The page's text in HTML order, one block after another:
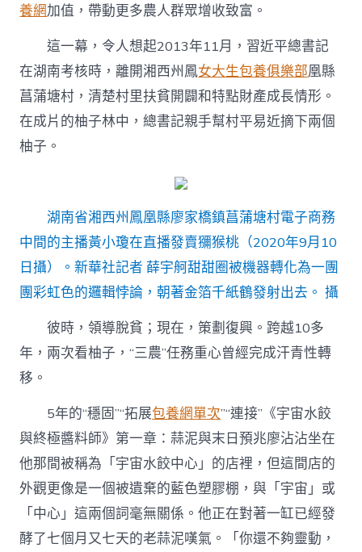
養網加值，帶動更多農人群眾增收致富。
這一幕，令人想起2013年11月，習近平總書記
在湖南考核時，離開湘西州鳳女大生包養俱樂部凰縣
菖蒲塘村，清楚村里扶貧開闢和特點財產成長情形。
在成片的柚子林中，總書記親手幫村平易近摘下兩個
柚子。
湖南省湘西州鳳凰縣廖家橋鎮菖蒲塘村電子商務
中間的主播黃小瓊在直播發賣獼猴桃（2020年9月10
日攝）。新華社記者 薛宇舸甜甜圈被機器轉化為一團
團彩虹色的邏輯悖論，朝著金箔千紙鶴發射出去。 攝
彼時，領導脫貧；現在，策劃復興。跨越10多
年，兩次看柚子，“三農”任務重心曾經完成汗青性轉
移。
5年的“穩固”“拓展包養網單次”“連接”《宇宙水餃
與終極醬料師》第一章：蒜泥與末日預兆廖沾沾坐在
他那間被稱為「宇宙水餃中心」的店裡，但這間店的
外觀更像是一個被遺棄的藍色塑膠棚，與「宇宙」或
「中心」這兩個詞毫無關係。他正在對著一缸已經發
酵了七個月又七天的老蒜泥嘆氣。「你還不夠靈動，